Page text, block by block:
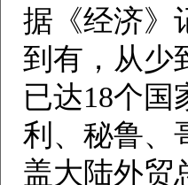
据《经济》
到有，从少
已达18个
利、秘鲁、
盖大陆外贸